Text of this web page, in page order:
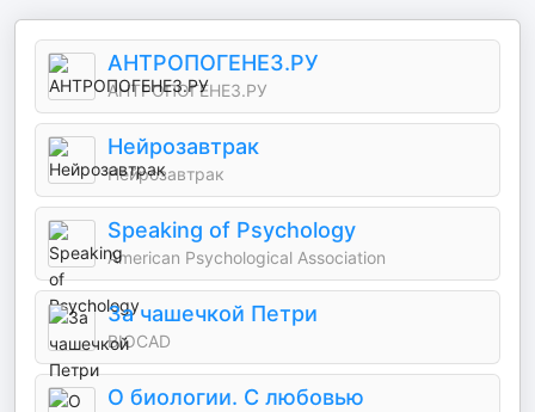
АНТРОПОГЕНЕЗ.РУ
АНТРОПОГЕНЕЗ.РУ
Нейрозавтрак
Нейрозавтрак
Speaking of Psychology
American Psychological Association
За чашечкой Петри
BIOCAD
О биологии. С любовью